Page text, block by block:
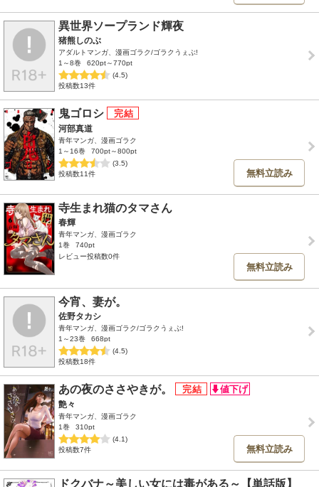
異世界ソープランド輝夜
猪熊しのぶ
アダルトマンガ、漫画ゴラク/ゴラクうぇぶ!
1～8巻
620pt～770pt
(4.5)
投稿数13件
鬼ゴロシ
河部真道
青年マンガ、漫画ゴラク
1～16巻
700pt～800pt
(3.5)
投稿数11件
無料立読み
寺生まれ猫のタマさん
春輝
青年マンガ、漫画ゴラク
1巻
740pt
レビュー投稿数0件
無料立読み
今宵、妻が。
佐野タカシ
青年マンガ、漫画ゴラク/ゴラクうぇぶ!
1～23巻
668pt
(4.5)
投稿数18件
あの夜のささやきが。
艶々
青年マンガ、漫画ゴラク
1巻
310pt
(4.1)
投稿数7件
無料立読み
ドクバナ～美しい女には毒がある～【単話版】